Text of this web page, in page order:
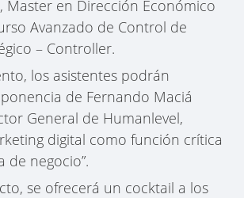
Master en Dirección Económico
Avanzado de Control de
– Controller.
los asistentes podrán
de Fernando Maciá
General de Humanlevel,
digital como función crítica
de negocio”.
se ofrecerá un cocktail a los